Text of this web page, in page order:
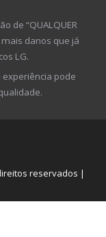
de “QUALQUER
mais danos que já
LG.
pode
reservados |